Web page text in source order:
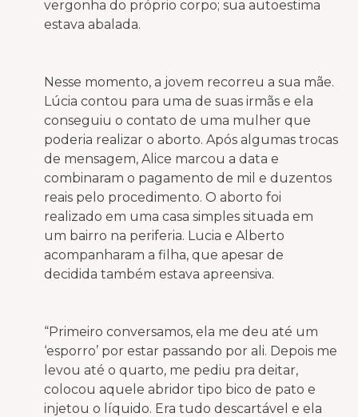
vergonha do próprio corpo; sua autoestima
estava abalada.
Nesse momento, a jovem recorreu a sua mãe.
Lúcia contou para uma de suas irmãs e ela
conseguiu o contato de uma mulher que
poderia realizar o aborto. Após algumas trocas
de mensagem, Alice marcou a data e
combinaram o pagamento de mil e duzentos
reais pelo procedimento. O aborto foi
realizado em uma casa simples situada em
um bairro na periferia. Lucia e Alberto
acompanharam a filha, que apesar de
decidida também estava apreensiva.
“Primeiro conversamos, ela me deu até um
‘esporro’ por estar passando por ali. Depois me
levou até o quarto, me pediu pra deitar,
colocou aquele abridor tipo bico de pato e
injetou o líquido. Era tudo descartável e ela